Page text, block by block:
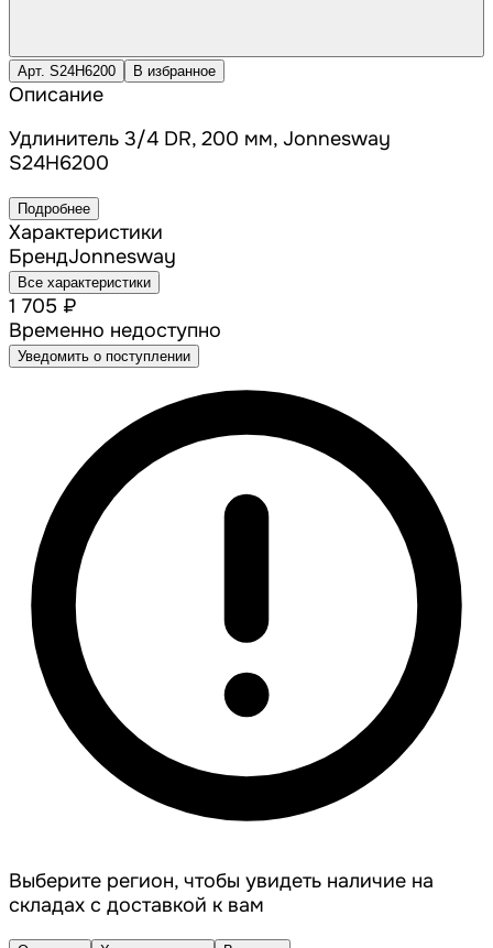
Арт. S24H6200 В избранное
Описание
Удлинитель 3/4 DR, 200 мм, Jonnesway
S24H6200
Подробнее
Характеристики
БрендJonnesway
Все характеристики
1 705 ₽
Временно недоступно
Уведомить о поступлении
Выберите регион, чтобы увидеть наличие на
складах с доставкой к вам